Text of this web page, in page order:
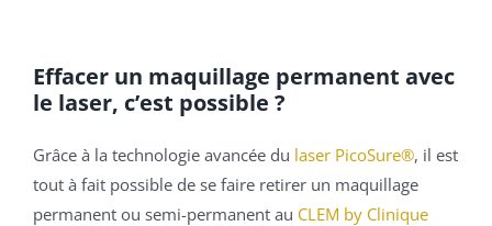
Effacer un maquillage permanent avec
le laser, c’est possible ?
Grâce à la technologie avancée du laser PicoSure®, il est
tout à fait possible de se faire retirer un maquillage
permanent ou semi-permanent au CLEM by Clinique